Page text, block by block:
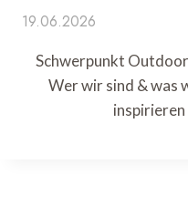
19.06.2026
Schwerpunkt
Wer wir sind & was